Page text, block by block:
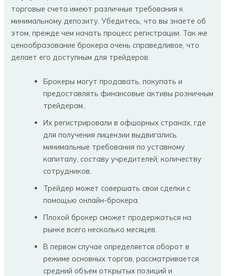
торговые счета имеют различные требования к
минимальному депозиту. Убедитесь, что вы знаете об
этом, прежде чем начать процесс регистрации. Так же
ценообразование брокера очень справедливое, что
делает его доступным для трейдеров.
Брокеры могут продавать, покупать и
предоставлять финансовые активы розничным
трейдерам..
Их регистрировали в офшорных странах, где
для получения лицензии выдвигались
минимальные требования по уставному
капиталу, составу учредителей, количеству
сотрудников.
Трейдер может совершать свои сделки с
помощью онлайн-брокера.
Плохой брокер сможет продержаться на
рынке всего несколько месяцев.
В первом случае определяется оборот в
режиме основных торгов, рассматривается
средний объем открытых позиций и